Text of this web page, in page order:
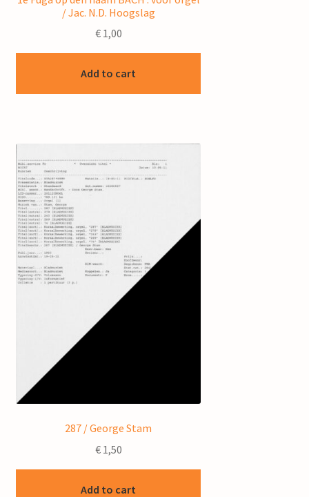
/ Jac. N.D. Hoogslag
€1,00
Add to cart
287 / George Stam
€1,50
Add to cart